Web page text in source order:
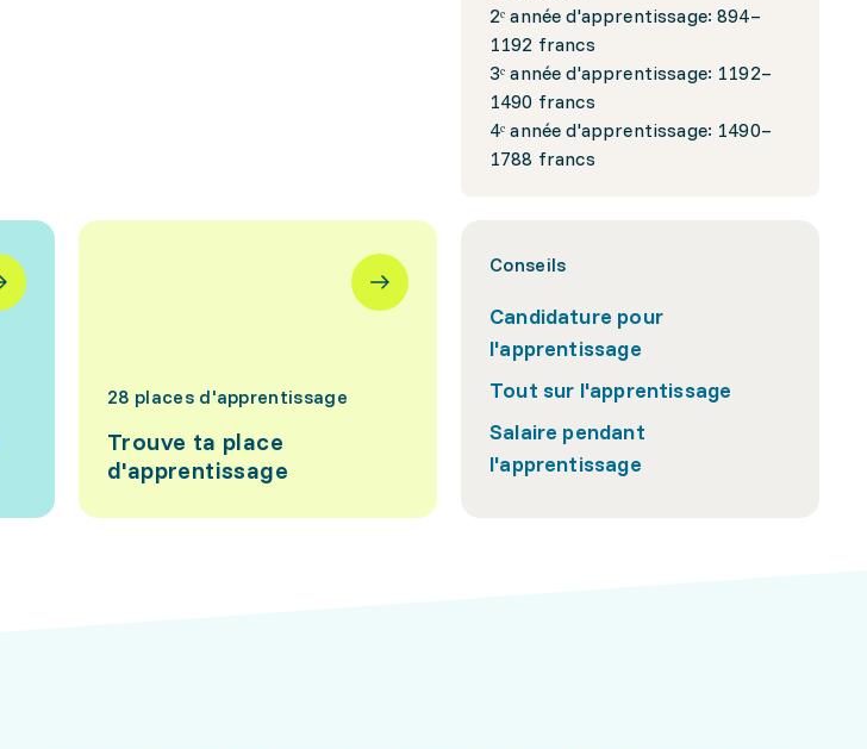
2ᵉ année d'apprentissage: 894–
1192 francs
3ᵉ année d'apprentissage: 1192–
1490 francs
4ᵉ année d'apprentissage: 1490–
1788 francs
28 places d'apprentissage
Trouve ta place
d'apprentissage
Conseils
Candidature pour
l'apprentissage
Tout sur l'apprentissage
Salaire pendant
l'apprentissage